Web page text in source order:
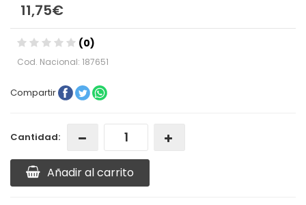
11,75€
(0)
Cod. Nacional: 187651
Compartir
Cantidad:
Añadir al carrito